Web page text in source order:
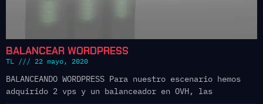
BALANCEAR WORDPRESS
TL 22 mayo, 2020
BALANCEANDO WORDPRESS Para nuestro escenario hemos
adquirido 2 vps y un balanceador en OVH, las